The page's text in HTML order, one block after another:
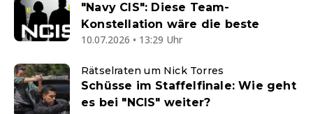
"Navy CIS": Diese Team-
Konstellation wäre die beste
10.07.2026 • 13:29 Uhr
Rätselraten um Nick Torres
Schüsse im Staffelfinale: Wie geht
es bei "NCIS" weiter?